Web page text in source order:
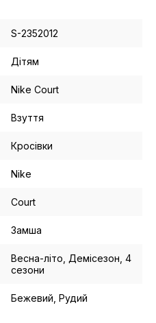
S-2352012
Дітям
Nike Court
Взуття
Кросівки
Nike
Court
Замша
Весна-літо, Демісезон, 4
сезони
Бежевий, Рудий